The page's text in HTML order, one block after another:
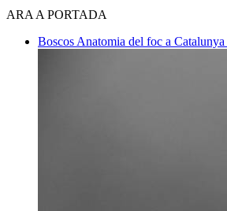
ARA A PORTADA
Boscos Anatomia del foc a Catalunya